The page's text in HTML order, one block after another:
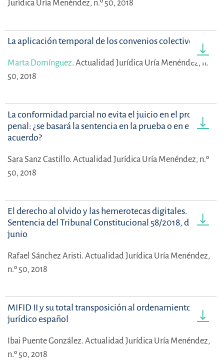
Jurídica Uría Menéndez, n.º 50, 2018
La aplicación temporal de los convenios colectivos
Marta Domínguez. Actualidad Jurídica Uría Menéndez, n.º
50, 2018
La conformidad parcial no evita el juicio en el proceso
penal: ¿se basará la sentencia en la prueba o en el
acuerdo?
Sara Sanz Castillo. Actualidad Jurídica Uría Menéndez, n.º
50, 2018
El derecho al olvido y las hemerotecas digitales. La
Sentencia del Tribunal Constitucional 58/2018, de 4 de
junio
Rafael Sánchez Aristi. Actualidad Jurídica Uría Menéndez,
n.º 50, 2018
MIFID II y su total transposición al ordenamiento
jurídico español
Ibai Puente González. Actualidad Jurídica Uría Menéndez,
n.º 50, 2018